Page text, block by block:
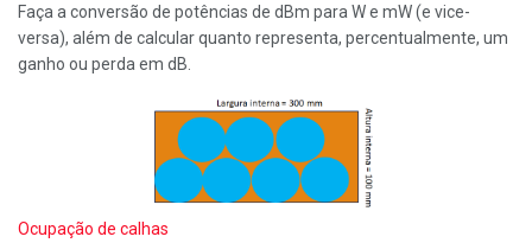
Faça a conversão de potências de dBm para W e mW (e vice-
versa), além de calcular quanto representa, percentualmente, um
ganho ou perda em dB.
Ocupação de calhas